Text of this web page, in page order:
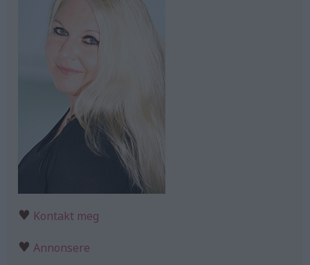
♥ Kontakt meg
♥ Annonsere